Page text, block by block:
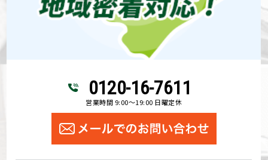
0120-16-7611
営業時間 9:00～19:00 日曜定休